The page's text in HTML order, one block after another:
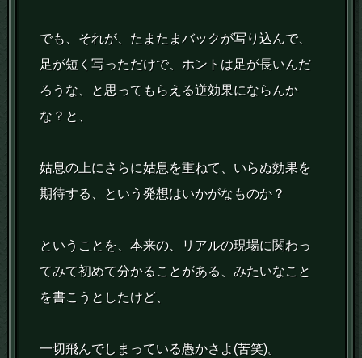
でも、それが、たまたまバックが写り込んで、
足が短く写っただけで、ホントは足が長いんだ
ろうな、と思ってもらえる逆効果にならんか
な？と、
姑息の上にさらに姑息を重ねて、いらぬ効果を
期待する、という発想はいかがなものか？
ということを、本来の、リアルの現場に関わっ
てみて初めて分かることがある、みたいなこと
を書こうとしたけど、
一切飛んでしまっている愚かさよ(苦笑)。